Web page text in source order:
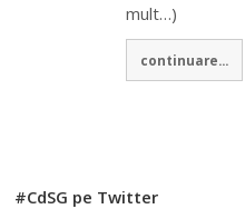
mult…)
continuare...
#CdSG pe Twitter